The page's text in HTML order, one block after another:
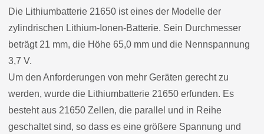
Die Lithiumbatterie 21650 ist eines der Modelle der
zylindrischen Lithium-Ionen-Batterie. Sein Durchmesser
beträgt 21 mm, die Höhe 65,0 mm und die Nennspannung
3,7 V.
Um den Anforderungen von mehr Geräten gerecht zu
werden, wurde die Lithiumbatterie 21650 erfunden. Es
besteht aus 21650 Zellen, die parallel und in Reihe
geschaltet sind, so dass es eine größere Spannung und